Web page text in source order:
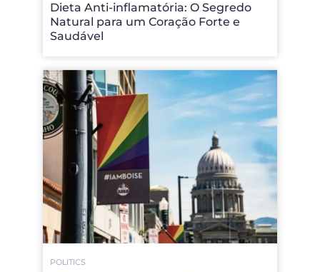
Dieta Anti-inflamatória: O Segredo
Natural para um Coração Forte e
Saudável
POLITICS